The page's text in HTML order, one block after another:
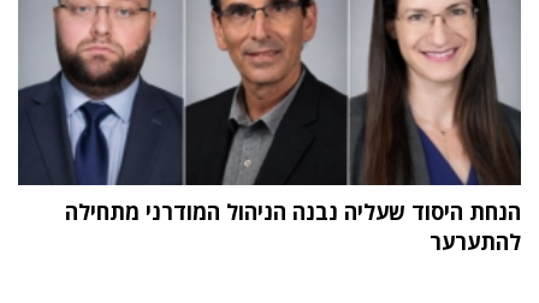
הנחת היסוד שעליה נבנה הניהול המודרני מתחילה
להתערער